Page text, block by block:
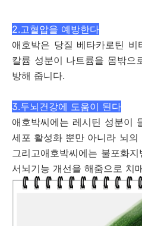
2.고혈압을 예방한다
애호박은 당질 베타카로틴
칼륨 성분이 나트륨을 몸밖으
방해 줍니다.
3.두뇌건강에 도움이 된다
애호박씨에는 레시틴 성분이
세포 활성화 뿐만 아니라 뇌
그리고애호박씨에는 불포화
서뇌기능 개선을 해줌으로 치